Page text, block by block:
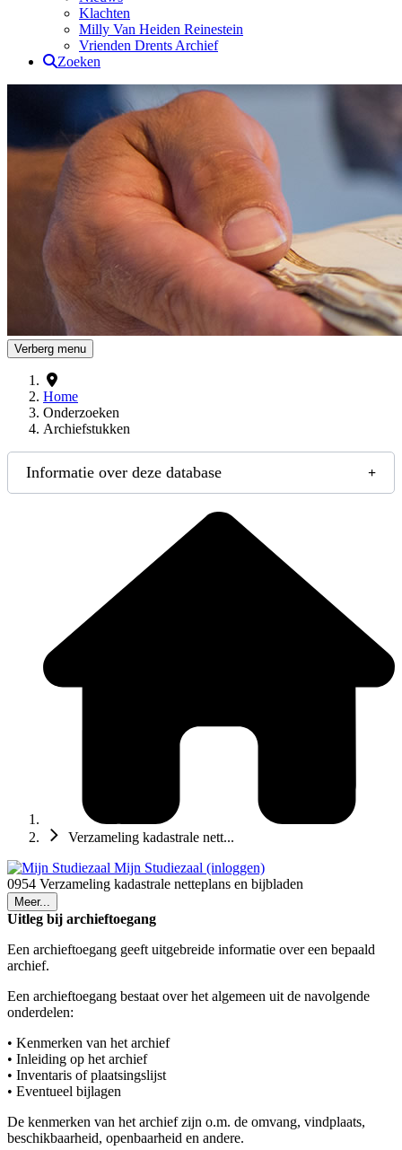
Klachten
Milly Van Heiden Reinestein
Vrienden Drents Archief
Zoeken
Drents Archief
Verberg menu
Home
Onderzoeken
Archiefstukken
Informatie over deze database
Verzameling kadastrale nett...
Mijn Studiezaal (inloggen)
0954 Verzameling kadastrale netteplans en bijbladen
Meer...
Uitleg bij archieftoegang
Een archieftoegang geeft uitgebreide informatie over een bepaald
archief.
Een archieftoegang bestaat over het algemeen uit de navolgende
onderdelen:
• Kenmerken van het archief
• Inleiding op het archief
• Inventaris of plaatsingslijst
• Eventueel bijlagen
De kenmerken van het archief zijn o.m. de omvang, vindplaats,
beschikbaarheid, openbaarheid en andere.